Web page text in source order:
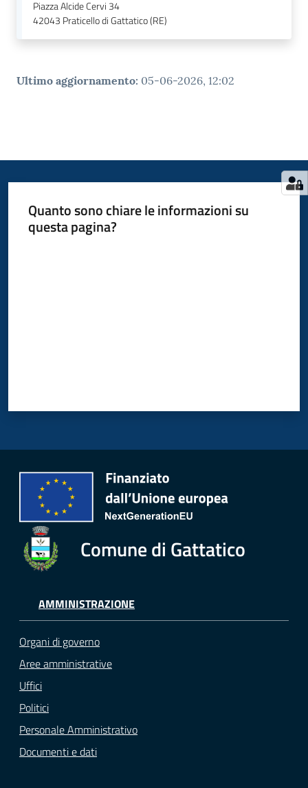
Piazza Alcide Cervi 34
42043 Praticello di Gattatico (RE)
Ultimo aggiornamento: 05-06-2026, 12:02
Quanto sono chiare le informazioni su
questa pagina?
Comune di Gattatico
AMMINISTRAZIONE
Organi di governo
Aree amministrative
Uffici
Politici
Personale Amministrativo
Documenti e dati